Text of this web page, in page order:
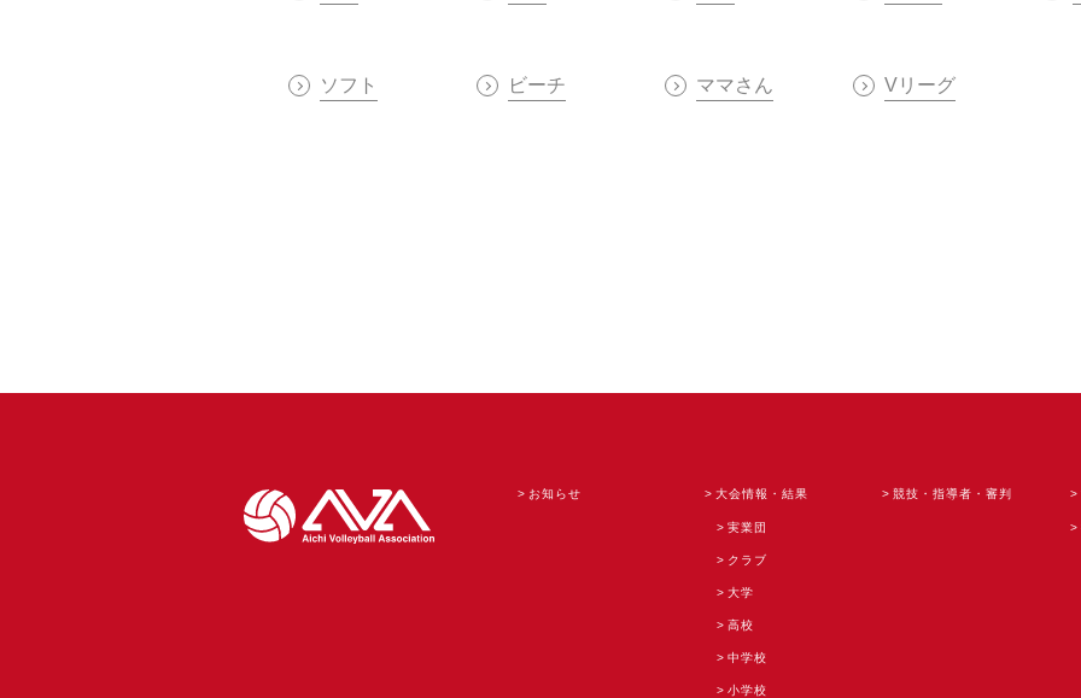
ソフト ビーチ ママさん Vリーグ
お知らせ 大会情報・結果
実業団
クラブ
大学
高校
中学校
小学校
競技・指導者・審判